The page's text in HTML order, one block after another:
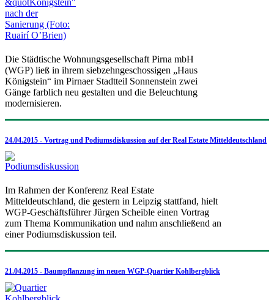
Die Städtische Wohnungsgesellschaft Pirna mbH
(WGP) ließ in ihrem siebzehngeschossigen „Haus
Königstein“ im Pirnaer Stadtteil Sonnenstein zwei
Gänge farblich neu gestalten und die Beleuchtung
modernisieren.
24.04.2015 - Vortrag und Podiumsdiskussion auf der Real Estate Mitteldeutschland
Im Rahmen der Konferenz Real Estate
Mitteldeutschland, die gestern in Leipzig stattfand, hielt
WGP-Geschäftsführer Jürgen Scheible einen Vortrag
zum Thema Kommunikation und nahm anschließend an
einer Podiumsdiskussion teil.
21.04.2015 - Baumpflanzung im neuen WGP-Quartier Kohlbergblick